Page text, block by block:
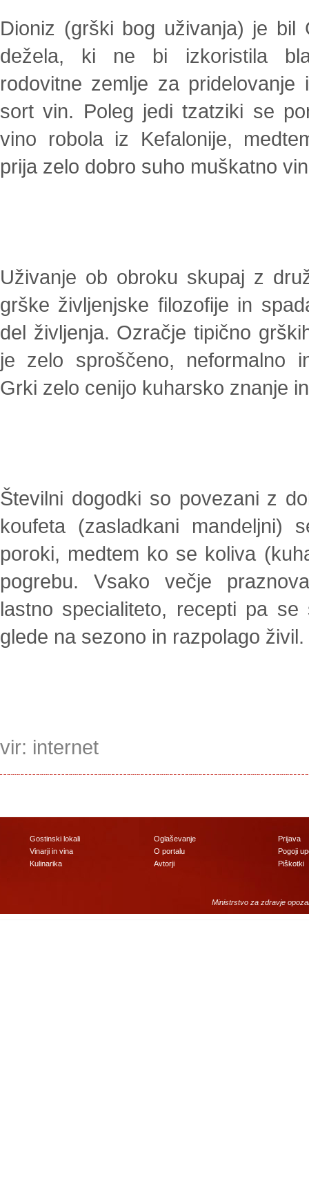
Dioniz (grški bog uživanja) je bil
dežela, ki ne bi izkoristila
rodovitne zemlje za pridelovanje
sort vin. Poleg jedi tzatziki se
vino robola iz Kefalonije,
prija zelo dobro suho muškatno
Uživanje ob obroku skupaj z
grške življenjske filozofije in
del življenja. Ozračje tipično
je zelo sproščeno, neformalno
Grki zelo cenijo kuharsko znanje
Številni dogodki so povezani z
koufeta (zasladkani mandeljni)
poroki, medtem ko se koliva
pogrebu. Vsako večje
lastno specialiteto, recepti pa se
glede na sezono in razpolago živil.
vir: internet
Gostinski lokali
Vinarji in vina
Kulinarika
Oglaševanje
O portalu
Avtorji
Prijava
Pogoji
Piškotki
Ministrstvo za zdravje